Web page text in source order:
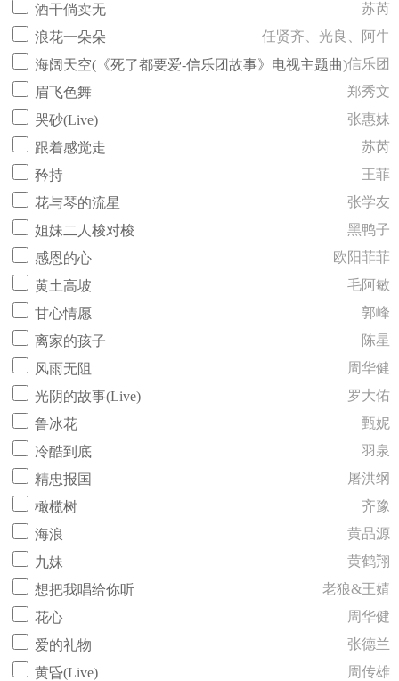
酒干倘卖无
苏芮
浪花一朵朵
任贤齐、光良、阿牛
海阔天空(《死了都要爱-信乐团故事》电视主题曲)信乐团
眉飞色舞
郑秀文
哭砂(Live)
张惠妹
跟着感觉走
苏芮
矜持
王菲
花与琴的流星
张学友
姐妹二人梭对梭
黑鸭子
感恩的心
欧阳菲菲
黄土高坡
毛阿敏
甘心情愿
郭峰
离家的孩子
陈星
风雨无阻
周华健
光阴的故事(Live)
罗大佑
鲁冰花
甄妮
冷酷到底
羽泉
精忠报国
屠洪纲
橄榄树
齐豫
海浪
黄品源
九妹
黄鹤翔
想把我唱给你听
老狼&王婧
花心
周华健
爱的礼物
张德兰
黄昏(Live)
周传雄